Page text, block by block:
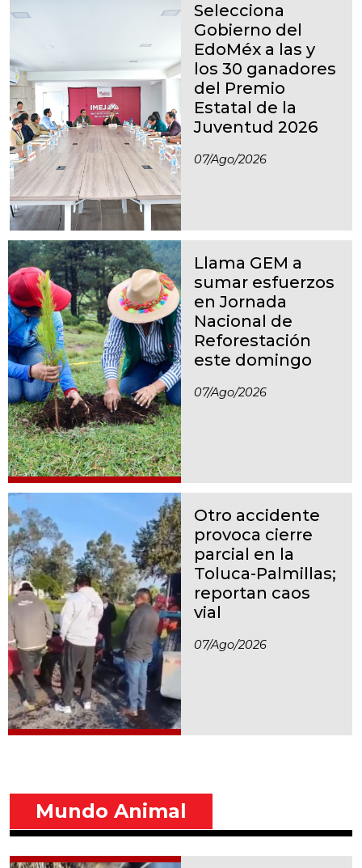
Selecciona
Gobierno del
EdoMéx a las y
los 30 ganadores
del Premio
Estatal de la
Juventud 2026
07/ago/2026
Llama GEM a
sumar esfuerzos
en Jornada
Nacional de
Reforestación
este domingo
07/ago/2026
Otro accidente
provoca cierre
parcial en la
Toluca-Palmillas;
reportan caos
vial
07/ago/2026
Mundo Animal